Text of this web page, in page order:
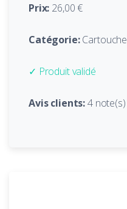
Prix: 26,00 €
Catégorie:
✓ Produit validé
Avis clients:4 note(s)